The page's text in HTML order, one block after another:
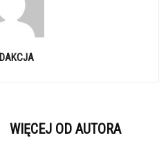
WIĘCEJ OD AUTORA